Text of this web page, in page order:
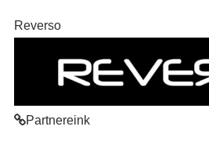
Reverso
Partnereink